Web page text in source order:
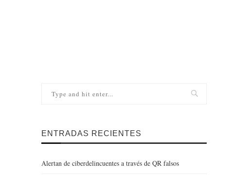
ENTRADAS RECIENTES
Alertan de ciberdelincuentes a través de QR falsos